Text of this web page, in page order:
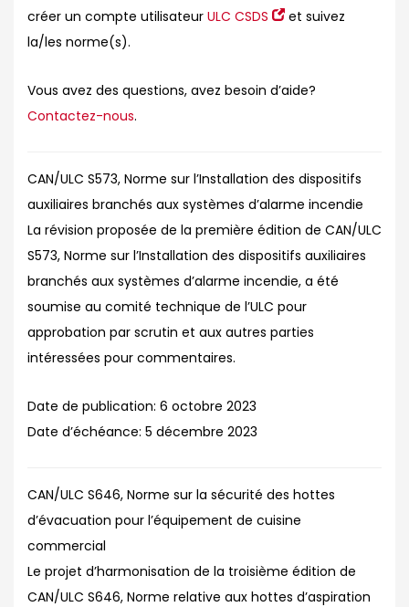
créer un compte utilisateur ULC CSDS
et suivez
la/les norme(s).
Vous avez des questions, avez besoin d’aide?
Contactez-nous.
CAN/ULC S573, Norme sur l’Installation des dispositifs
auxiliaires branchés aux systèmes d’alarme incendie
La révision proposée de la première édition de CAN/ULC
S573, Norme sur l’Installation des dispositifs auxiliaires
branchés aux systèmes d’alarme incendie, a été
soumise au comité technique de l’ULC pour
approbation par scrutin et aux autres parties
intéressées pour commentaires.
Date de publication: 6 octobre 2023
Date d’échéance: 5 décembre 2023
CAN/ULC S646, Norme sur la sécurité des hottes
d’évacuation pour l’équipement de cuisine
commercial
Le projet d’harmonisation de la troisième édition de
CAN/ULC S646, Norme relative aux hottes d’aspiration